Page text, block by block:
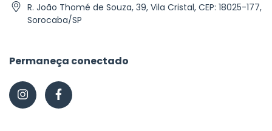
R. João Thomé de Souza, 39, Vila Cristal, CEP: 18025-177,
Sorocaba/SP
Permaneça conectado